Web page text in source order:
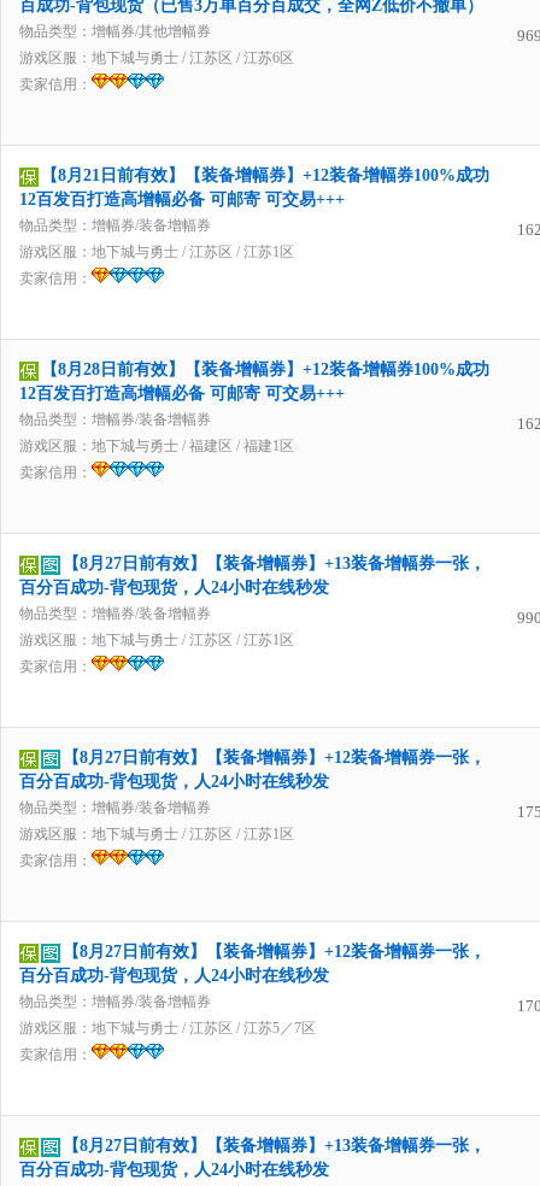
百成功-背包现货（已售3万单百分百成交，全网Z低价不撤单）
物品类型：增幅券/其他增幅券
游戏区服： 地下城与勇士 / 江苏区 / 江苏6区
卖家信用：
【8月21日前有效】【装备增幅券】+12装备增幅券100%成功
12百发百打造高增幅必备 可邮寄 可交易+++
物品类型：增幅券/装备增幅券
游戏区服： 地下城与勇士 / 江苏区 / 江苏1区
卖家信用：
【8月28日前有效】【装备增幅券】+12装备增幅券100%成功
12百发百打造高增幅必备 可邮寄 可交易+++
物品类型：增幅券/装备增幅券
游戏区服： 地下城与勇士 / 福建区 / 福建1区
卖家信用：
【8月27日前有效】【装备增幅券】+13装备增幅券一张，
百分百成功-背包现货，人24小时在线秒发
物品类型：增幅券/装备增幅券
游戏区服： 地下城与勇士 / 江苏区 / 江苏1区
卖家信用：
【8月27日前有效】【装备增幅券】+12装备增幅券一张，
百分百成功-背包现货，人24小时在线秒发
物品类型：增幅券/装备增幅券
游戏区服： 地下城与勇士 / 江苏区 / 江苏1区
卖家信用：
【8月27日前有效】【装备增幅券】+12装备增幅券一张，
百分百成功-背包现货，人24小时在线秒发
物品类型：增幅券/装备增幅券
游戏区服： 地下城与勇士 / 江苏区 / 江苏5／7区
卖家信用：
【8月27日前有效】【装备增幅券】+13装备增幅券一张，
百分百成功-背包现货，人24小时在线秒发